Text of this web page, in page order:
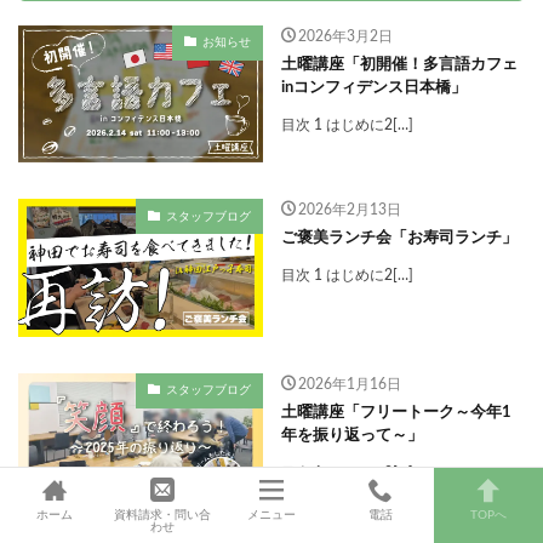
お知らせ 2026年3月2日
土曜講座「初開催！多言語カフェ
inコンフィデンス日本橋」
目次 1 はじめに2[…]
スタッフブログ 2026年2月13日
ご褒美ランチ会「お寿司ランチ」
目次 1 はじめに2[…]
スタッフブログ 2026年1月16日
土曜講座「フリートーク～今年1
年を振り返って～」
目次 1 はじめに2[…]
ホーム
資料請求・問い合
わせ
メニュー 電話 TOPへ